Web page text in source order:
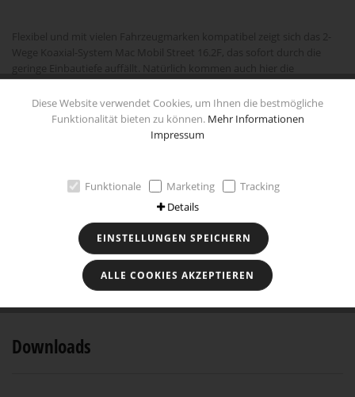
hochwertigen Komponenten wie die mehrfach gepresste und
beschichtete Papiermembran mit leichter Schaumsicke für hohen
Wirkungsgrad, der stabile Stahlkorb mit zusätzlicher
Schwingspulenbelüftung und der im Titan-Style eloxierte Hochtöner
Besonderheiten
Downloads
Diese Website verwendet Cookies, um Ihnen die bestmögliche
Funktionalität bieten zu können. Mehr Informationen
Impressum
Funktionale Marketing
Tracking
Details
EINSTELLUNGEN SPEICHERN
ALLE COOKIES AKZEPTIEREN